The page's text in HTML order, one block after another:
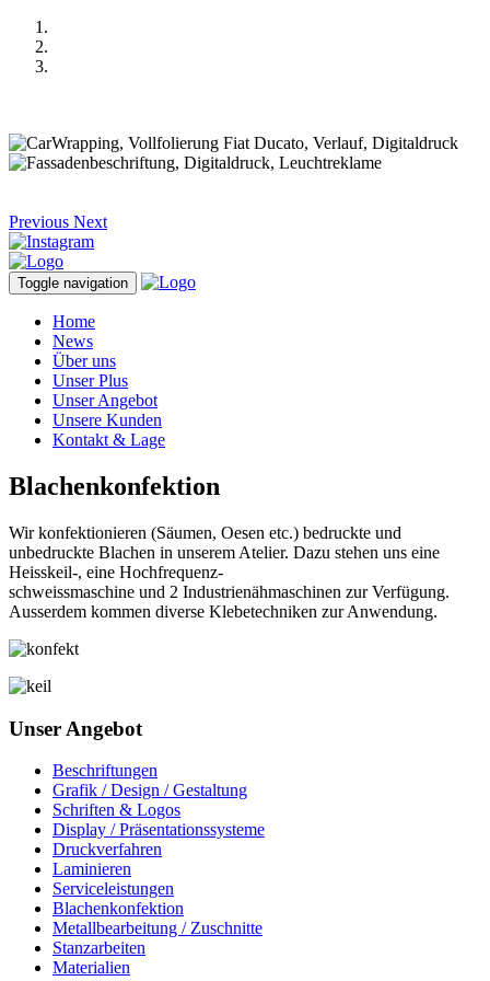
Previous Next
Toggle navigation
Home
News
Über uns
Unser Plus
Unser Angebot
Unsere Kunden
Kontakt & Lage
Blachenkonfektion
Wir konfektionieren (Säumen, Oesen etc.) bedruckte und
unbedruckte Blachen in unserem Atelier. Dazu stehen uns eine
Heisskeil-, eine Hochfrequenz-
schweissmaschine und 2 Industrienähmaschinen zur Verfügung.
Ausserdem kommen diverse Klebetechniken zur Anwendung.
Unser Angebot
Beschriftungen
Grafik / Design / Gestaltung
Schriften & Logos
Display / Präsentationssysteme
Druckverfahren
Laminieren
Serviceleistungen
Blachenkonfektion
Metallbearbeitung / Zuschnitte
Stanzarbeiten
Materialien